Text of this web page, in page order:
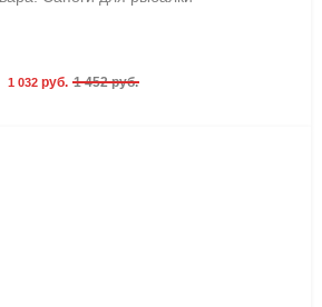
1 032руб. 1 452 руб.